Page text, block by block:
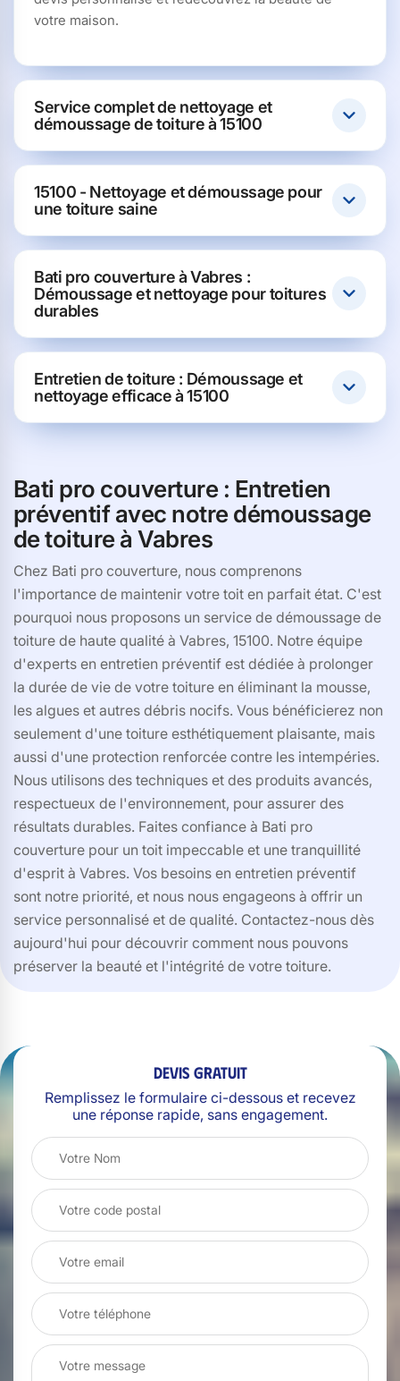
votre maison.
Service complet de nettoyage et
démoussage de toiture à 15100
15100 - Nettoyage et démoussage pour
une toiture saine
Bati pro couverture à Vabres :
Démoussage et nettoyage pour toitures
durables
Entretien de toiture : Démoussage et
nettoyage efficace à 15100
Bati pro couverture : Entretien
préventif avec notre démoussage
de toiture à Vabres
Chez Bati pro couverture, nous comprenons
l'importance de maintenir votre toit en parfait état. C'est
pourquoi nous proposons un service de démoussage de
toiture de haute qualité à Vabres, 15100. Notre équipe
d'experts en entretien préventif est dédiée à prolonger
la durée de vie de votre toiture en éliminant la mousse,
les algues et autres débris nocifs. Vous bénéficierez non
seulement d'une toiture esthétiquement plaisante, mais
aussi d'une protection renforcée contre les intempéries.
Nous utilisons des techniques et des produits avancés,
respectueux de l'environnement, pour assurer des
résultats durables. Faites confiance à Bati pro
couverture pour un toit impeccable et une tranquillité
d'esprit à Vabres. Vos besoins en entretien préventif
sont notre priorité, et nous nous engageons à offrir un
service personnalisé et de qualité. Contactez-nous dès
aujourd'hui pour découvrir comment nous pouvons
préserver la beauté et l'intégrité de votre toiture.
Devis gratuit
Remplissez le formulaire ci-dessous et recevez
une réponse rapide, sans engagement.